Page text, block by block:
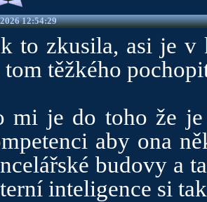
12:54:29
to zkusila, asi je
tom těžkého
mi je do toho že
aby ona
budovy a
inteligence si